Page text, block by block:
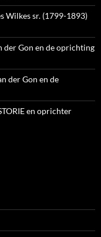
Wilkes sr. (1799-1893)
der Gon en de oprichting
der Gon en de
en oprichter